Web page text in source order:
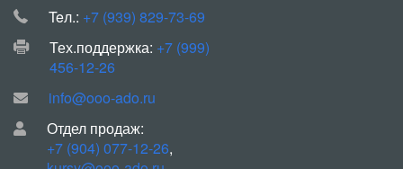
Teл.: +7 (939) 829-73-69
Тех.поддержка: +7 (999)
456-12-26
info@ooo-ado.ru
Отдел продаж:
+7 (904) 077-12-26,